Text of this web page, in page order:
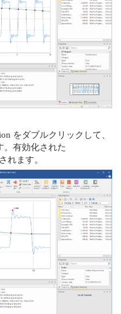
をダブルクリックして、
。有効化された
れます。